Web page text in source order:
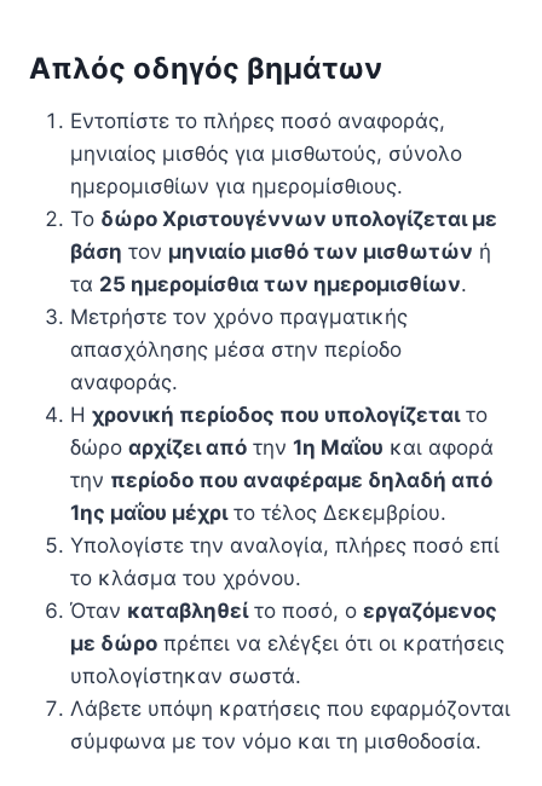
Απλός οδηγός βημάτων
Εντοπίστε το πλήρες ποσό αναφοράς,
μηνιαίος μισθός για μισθωτούς, σύνολο
ημερομισθίων για ημερομίσθιους.
Το δώρο Χριστουγέννων υπολογίζεται με
βάση τον μηνιαίο μισθό των μισθωτών ή
τα 25 ημερομίσθια των ημερομισθίων.
Μετρήστε τον χρόνο πραγματικής
απασχόλησης μέσα στην περίοδο
αναφοράς.
Η χρονική περίοδος που υπολογίζεταιτο
δώρο αρχίζει από την 1η Μαΐου και αφορά
την περίοδο που αναφέραμε δηλαδή από
1ης μαΐου μέχριτο τέλος Δεκεμβρίου.
Υπολογίστε την αναλογία, πλήρες ποσό επί
το κλάσμα του χρόνου.
Όταν καταβληθείτο ποσό, ο εργαζόμενος
με δώρο πρέπει να ελέγξει ότι οι κρατήσεις
υπολογίστηκαν σωστά.
Λάβετε υπόψη κρατήσεις που εφαρμόζονται
σύμφωνα με τον νόμο και τη μισθοδοσία.